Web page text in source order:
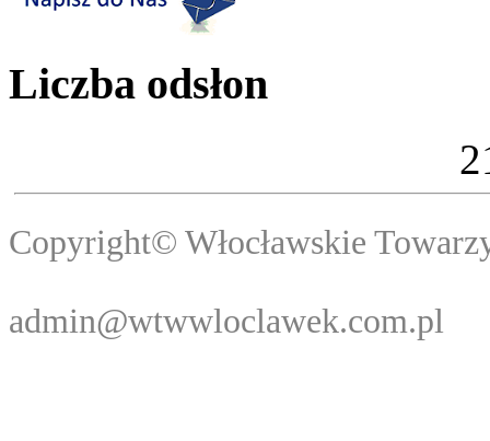
Liczba odsłon
2
Copyright©
admin@wtwwloclawek.com.pl